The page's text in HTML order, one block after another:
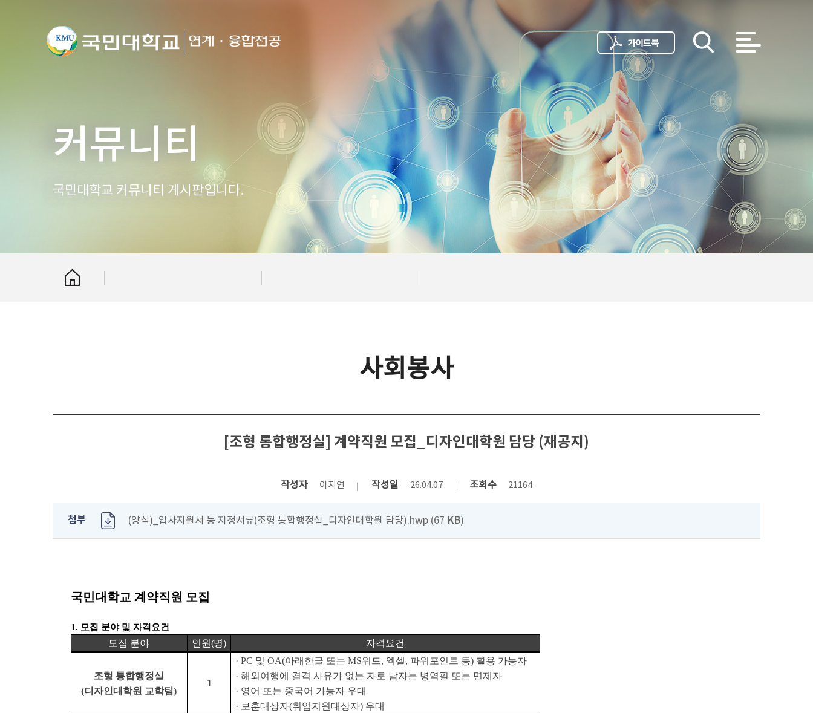
커뮤니티
국민대학교 커뮤니티 게시판입니다.
사회봉사
[조형 통합행정실] 계약직원 모집_디자인대학원 담당 (재공지)
작성자 이지연 작성일 26.04.07 조회수 21164
첨부 (양식)_입사지원서 등 지정서류(조형 통합행정실_디자인대학원 담당).hwp (67 KB)
국민대학교 계약직원 모집
1. 모집 분야 및 자격요건
모집 분야 인원(명) 자격요건
조형 통합행정실
(디자인대학원 교학팀)
1
· PC 및 OA(아래한글 또는 MS워드, 엑셀, 파워포인트 등) 활용 가능자
· 해외여행에 결격 사유가 없는 자로 남자는 병역필 또는 면제자
· 영어 또는 중국어 가능자 우대
· 보훈대상자(취업지원대상자) 우대